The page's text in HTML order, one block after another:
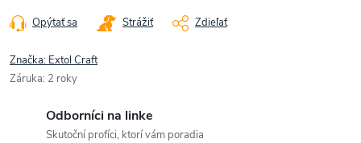
Opýtať sa Strážiť Zdieľať
Značka: Extol Craft
Záruka: 2 roky
Odborníci na linke
Skutoční profíci, ktorí vám poradia